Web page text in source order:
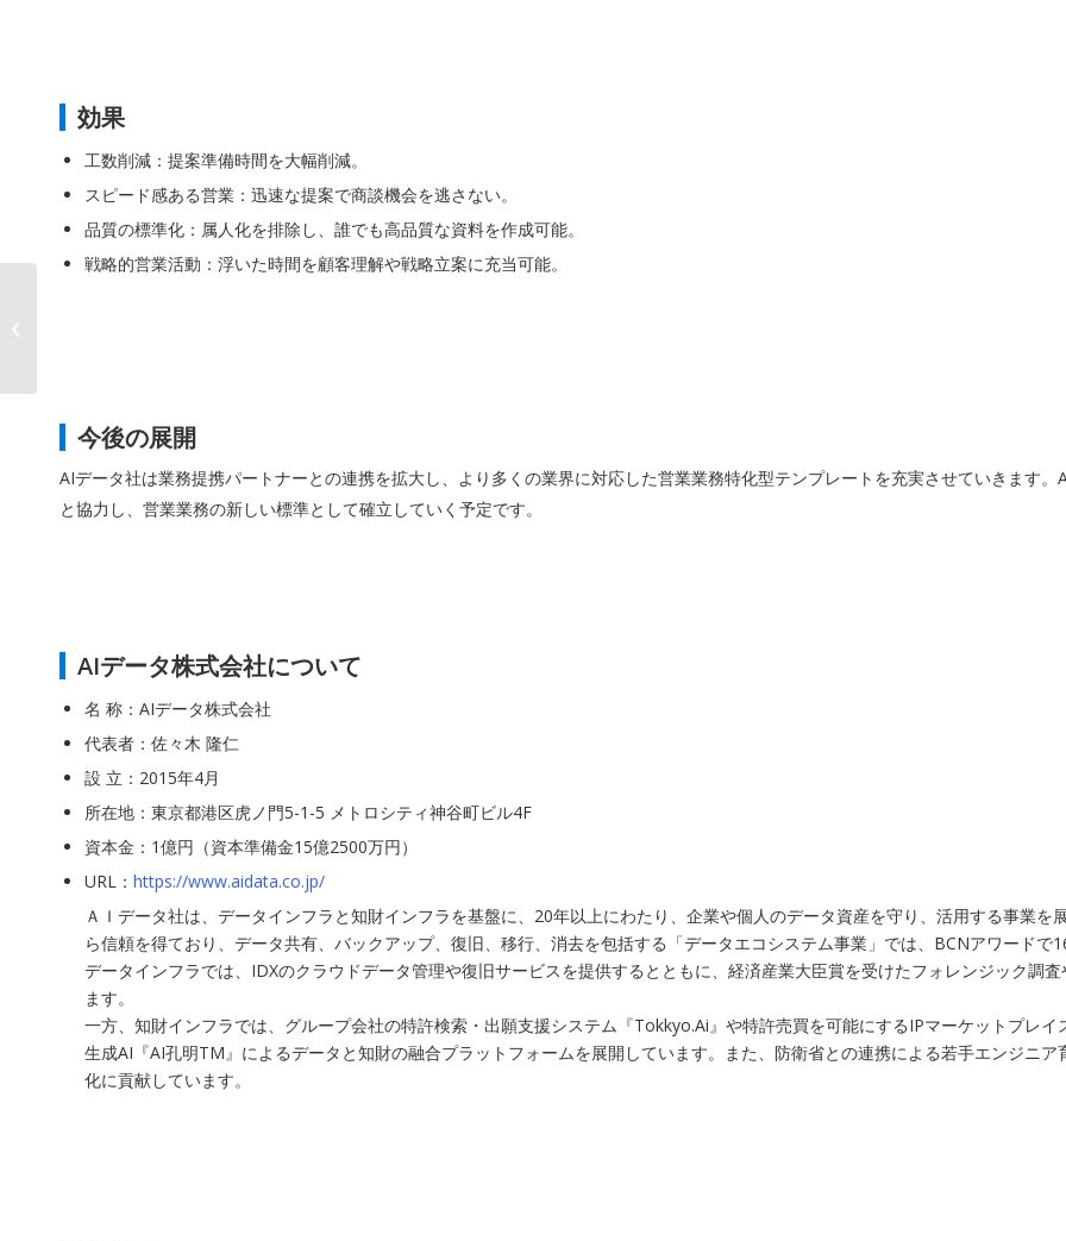
効果
工数削減：提案準備時間を大幅削減。
スピード感ある営業：迅速な提案で商談機会を逃さない。
品質の標準化：属人化を排除し、誰でも高品質な資料を作成可能。
戦略的営業活動：浮いた時間を顧客理解や戦略立案に充当可能。
今後の展開
AIデータ社は業務提携パートナーとの連携を拡大し、より多くの業界に対応した営業業務特化型テンプレートを充実させていきます
と協力し、営業業務の新しい標準として確立していく予定です。
AIデータ株式会社について
名 称：AIデータ株式会社
代表者：佐々木 隆仁
設 立：2015年4月
所在地：東京都港区虎ノ門5-1-5 メトロシティ神谷町ビル4F
資本金：1億円（資本準備金15億2500万円）
URL： https://www.aidata.co.jp/
ＡＩデータ社は、データインフラと知財インフラを基盤に、20年以上にわたり、企業や個人のデータ資産を守り、活用する事業
ら信頼を得ており、データ共有、バックアップ、復旧、移行、消去を包括する「データエコシステム事業」では、BCNアワードで
データインフラでは、IDXのクラウドデータ管理や復旧サービスを提供するとともに、経済産業大臣賞を受けたフォレンジック調
ます。
一方、知財インフラでは、グループ会社の特許検索・出願支援システム『Tokkyo.Ai』や特許売買を可能にするIPマーケットプレイ
生成AI『AI孔明TM』によるデータと知財の融合プラットフォームを展開しています。また、防衛省との連携による若手エンジニ
化に貢献しています。